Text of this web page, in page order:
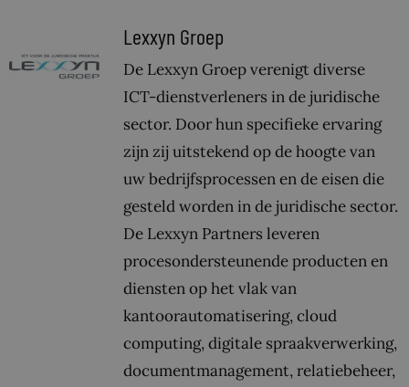
Lexxyn Groep
De Lexxyn Groep verenigt diverse
ICT-dienstverleners in de juridische
sector. Door hun specifieke ervaring
zijn zij uitstekend op de hoogte van
uw bedrijfsprocessen en de eisen die
gesteld worden in de juridische sector.
De Lexxyn Partners leveren
procesondersteunende producten en
diensten op het vlak van
kantoorautomatisering, cloud
computing, digitale spraakverwerking,
documentmanagement, relatiebeheer,